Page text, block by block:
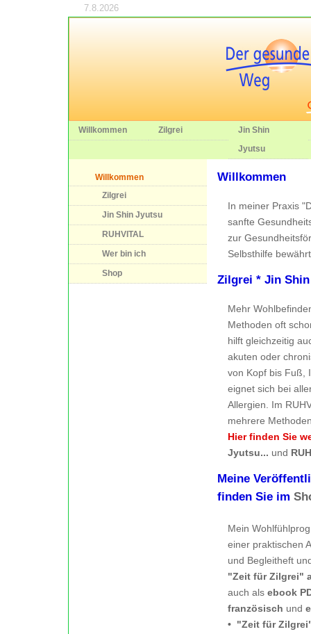
7.8.2026
Willkommen Zilgrei
Jin Shin
Jyutsu
Willkommen
Zilgrei
Jin Shin Jyutsu
RUHVITAL
Wer bin ich
Shop
Willkommen
In meiner Praxis
sanfte
zur
Selbsthilfe
Zilgrei * Jin
Mehr
Methoden oft
hilft gleichzeitig
akuten oder
von Kopf bis Fuß,
eignet sich bei
Allergien. Im
mehrere
Hier finden Sie
Jyutsu... und
Meine
finden Sie im
Mein
einer praktischen
und Begleitheft
"Zeit für Zilgrei"
auch als ebook
französisch und
• "Zeit für